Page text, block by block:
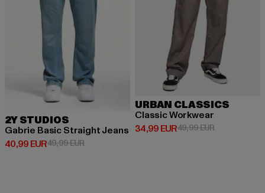
2Y STUDIOS
Gabrie Basic Straight Jeans
40,99 EUR
Derzeitiger Preis: 40,99 EUR
49,99 EURAktionspreis: 49,99 EUR
URBAN CLASSICS
Classic Workwear
34,99 EUR
Derzeitiger Preis: 34,99 EUR
49,99 EURAktionspreis: